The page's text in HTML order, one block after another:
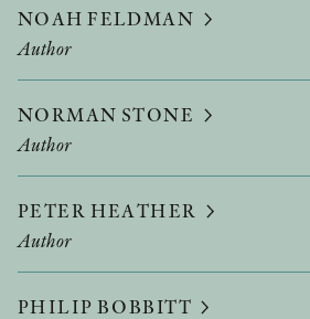
NOAH FELDMAN
Author
NORMAN STONE
Author
PETER HEATHER
Author
PHILIP BOBBITT